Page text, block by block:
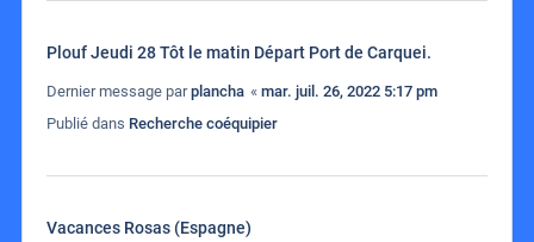
Plouf Jeudi 28 Tôt le matin Départ Port de Carquei.
Dernier message parplancha « mar. juil. 26, 2022 5:17 pm
Publié dans Recherche coéquipier
Vacances Rosas (Espagne)